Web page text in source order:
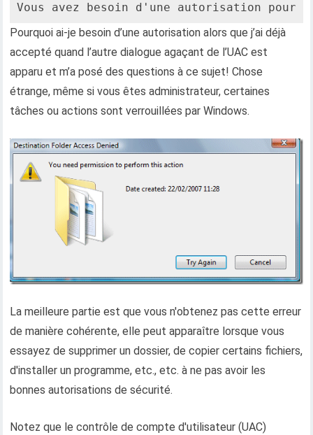
Vous avez besoin d'une autorisation
Pourquoi ai-je besoin d’une autorisation alors que j’ai déjà
accepté quand l’autre dialogue agaçant de l’UAC est
apparu et m’a posé des questions à ce sujet! Chose
étrange, même si vous êtes administrateur, certaines
tâches ou actions sont verrouillées par Windows.
La meilleure partie est que vous n'obtenez pas cette erreur
de manière cohérente, elle peut apparaître lorsque vous
essayez de supprimer un dossier, de copier certains fichiers,
d'installer un programme, etc., etc. à ne pas avoir les
bonnes autorisations de sécurité.
Notez que le contrôle de compte d'utilisateur (UAC)